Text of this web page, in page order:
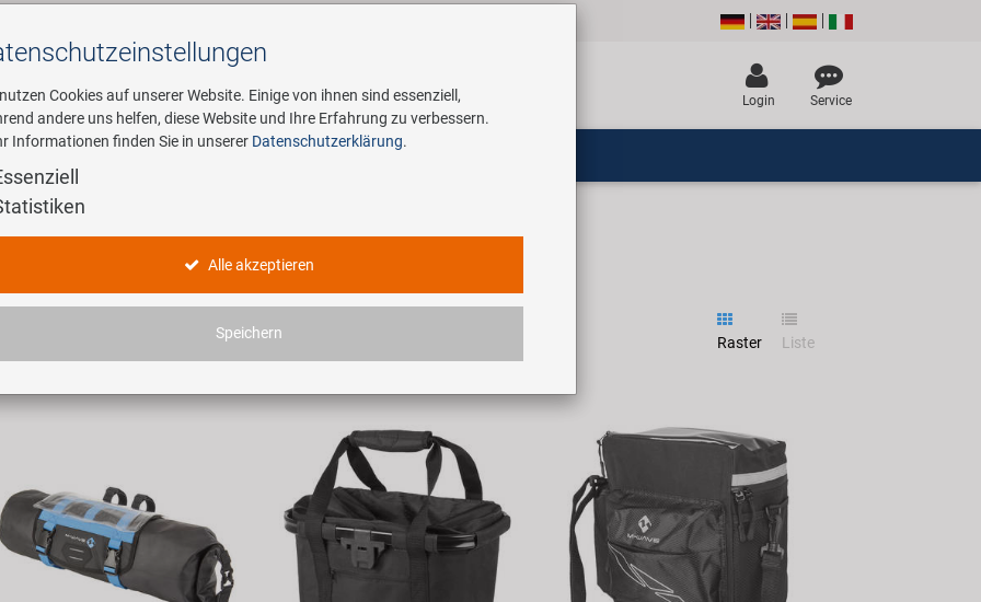
Suchen
Login Service
13 Artikel gefunden. Raster Liste
Cookies auf unserer Website. Einige von ihnen sind essenziell,
andere uns helfen, diese Website und Ihre Erfahrung zu verbessern.
Informationen finden Sie in unserer Datenschutzerklärung.
Alle akzeptieren
Speichern